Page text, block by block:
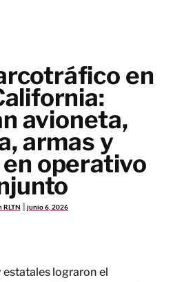
en
avioneta,
armas y
operativo
RLTN junio 6, 2026
lograron el